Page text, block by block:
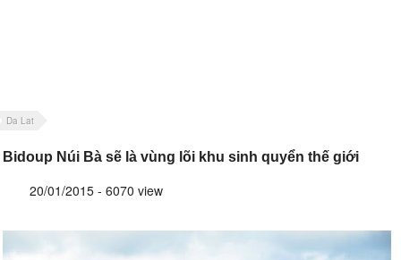
Da Lat
Bidoup Núi Bà sẽ là vùng lõi khu sinh quyển thế giới
20/01/2015 - 6070 view